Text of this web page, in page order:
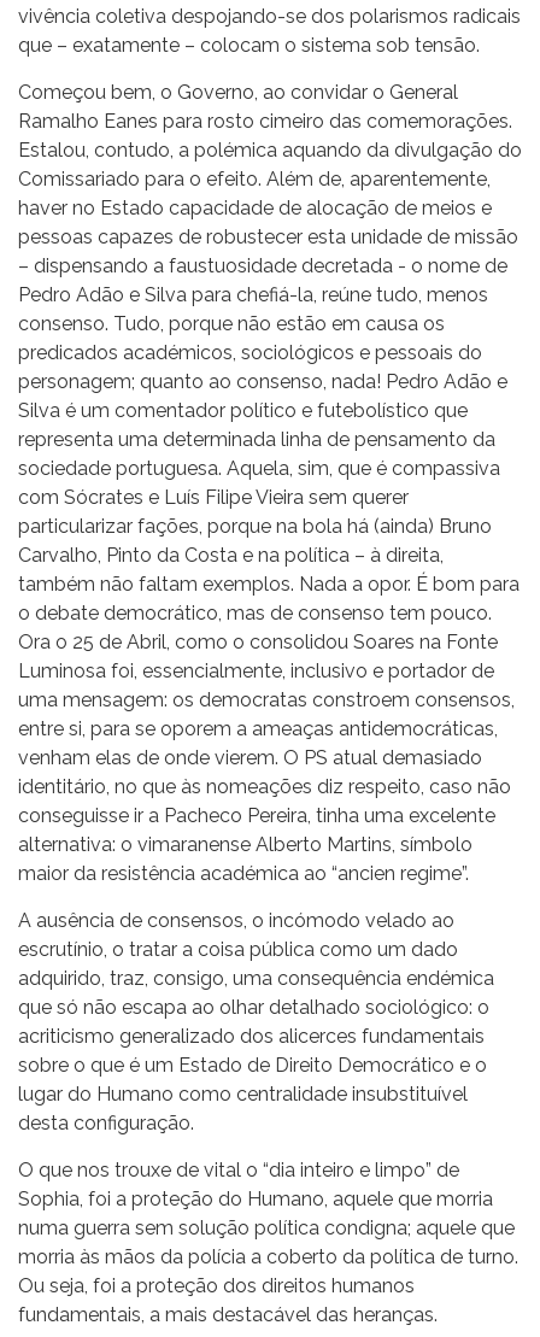
vivência coletiva despojando-se dos polarismos radicais
que – exatamente – colocam o sistema sob tensão.
Começou bem, o Governo, ao convidar o General
Ramalho Eanes para rosto cimeiro das comemorações.
Estalou, contudo, a polémica aquando da divulgação do
Comissariado para o efeito. Além de, aparentemente,
haver no Estado capacidade de alocação de meios e
pessoas capazes de robustecer esta unidade de missão
– dispensando a faustuosidade decretada - o nome de
Pedro Adão e Silva para chefiá-la, reúne tudo, menos
consenso. Tudo, porque não estão em causa os
predicados académicos, sociológicos e pessoais do
personagem; quanto ao consenso, nada! Pedro Adão e
Silva é um comentador político e futebolístico que
representa uma determinada linha de pensamento da
sociedade portuguesa. Aquela, sim, que é compassiva
com Sócrates e Luís Filipe Vieira sem querer
particularizar fações, porque na bola há (ainda) Bruno
Carvalho, Pinto da Costa e na política – à direita,
também não faltam exemplos. Nada a opor. É bom para
o debate democrático, mas de consenso tem pouco.
Ora o 25 de Abril, como o consolidou Soares na Fonte
Luminosa foi, essencialmente, inclusivo e portador de
uma mensagem: os democratas constroem consensos,
entre si, para se oporem a ameaças antidemocráticas,
venham elas de onde vierem. O PS atual demasiado
identitário, no que às nomeações diz respeito, caso não
conseguisse ir a Pacheco Pereira, tinha uma excelente
alternativa: o vimaranense Alberto Martins, símbolo
maior da resistência académica ao “ancien regime”.
A ausência de consensos, o incómodo velado ao
escrutínio, o tratar a coisa pública como um dado
adquirido, traz, consigo, uma consequência endémica
que só não escapa ao olhar detalhado sociológico: o
acriticismo generalizado dos alicerces fundamentais
sobre o que é um Estado de Direito Democrático e o
lugar do Humano como centralidade insubstituível
desta configuração.
O que nos trouxe de vital o “dia inteiro e limpo” de
Sophia, foi a proteção do Humano, aquele que morria
numa guerra sem solução política condigna; aquele que
morria às mãos da polícia a coberto da política de turno.
Ou seja, foi a proteção dos direitos humanos
fundamentais, a mais destacável das heranças.